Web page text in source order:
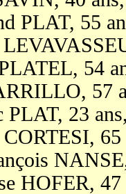
PLAT, 55
54
57
PLAT, 23
65
HOFER, 47